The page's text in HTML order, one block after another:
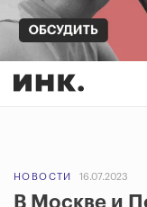
НОВОСТИ 16.07.2023
В Москве и